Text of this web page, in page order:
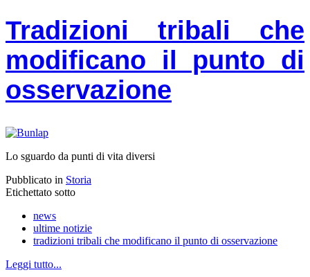
Tradizioni tribali che
modificano il punto di
osservazione
Lo sguardo da punti di vita diversi
Pubblicato in Storia
Etichettato sotto
news
ultime notizie
tradizioni tribali che modificano il punto di osservazione
Leggi tutto...